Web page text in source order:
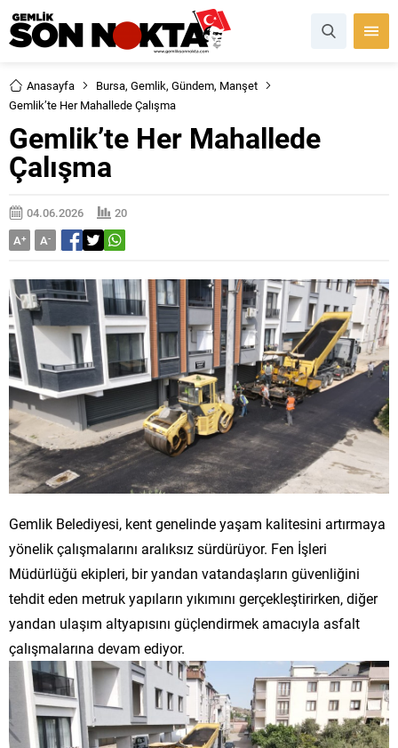
Anasayfa Bursa, Gemlik, Gündem, Manşet
Gemlik’te Her Mahallede Çalışma
Gemlik’te Her Mahallede
Çalışma
04.06.2026
20
A+ A-
Gemlik Belediyesi, kent genelinde yaşam kalitesini artırmaya
yönelik çalışmalarını aralıksız sürdürüyor. Fen İşleri
Müdürlüğü ekipleri, bir yandan vatandaşların güvenliğini
tehdit eden metruk yapıların yıkımını gerçekleştirirken, diğer
yandan ulaşım altyapısını güçlendirmek amacıyla asfalt
çalışmalarına devam ediyor.